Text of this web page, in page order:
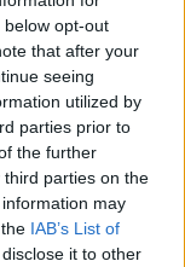
opt-out
that after your
seeing
utilized by
parties prior to
the further
parties on the
may
IAB’s List of
it to other
Venturi